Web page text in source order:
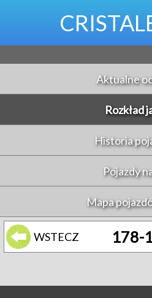
Aktualne
Rozkład
Historia
Pojazdy
Mapa
WSTECZ 178-